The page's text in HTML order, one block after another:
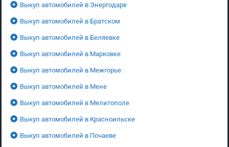
Выкуп автомобилей в Энергодаре
Выкуп автомобилей в Братском
Выкуп автомобилей в Беляевке
Выкуп автомобилей в Марковке
Выкуп автомобилей в Межгорье
Выкуп автомобилей в Мене
Выкуп автомобилей в Мелитополе
Выкуп автомобилей в Красноильске
Выкуп автомобилей в Почаеве